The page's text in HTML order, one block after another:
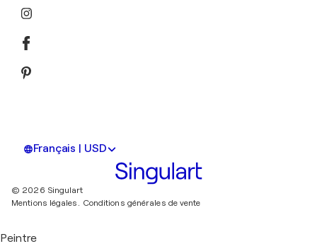
Français | USD
© 2026 Singulart
Mentions légales. Conditions générales de vente
Peintre